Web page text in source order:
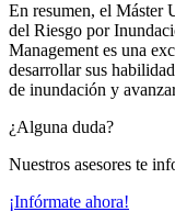
En resumen, el Máster
del Riesgo por
Management es una
desarrollar sus
de inundación y
¿Alguna duda?
Nuestros asesores te
¡Infórmate ahora!